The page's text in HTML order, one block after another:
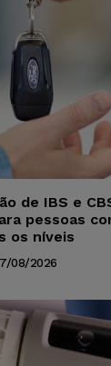
de IBS e
pessoas
os níveis
08/2026